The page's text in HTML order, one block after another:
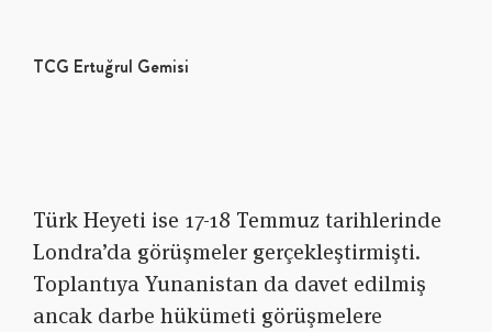
TCG Ertuğrul Gemisi
Türk Heyeti ise 17-18 Temmuz tarihlerinde
Londra’da görüşmeler gerçekleştirmişti.
Toplantıya Yunanistan da davet edilmiş
ancak darbe hükümeti görüşmelere